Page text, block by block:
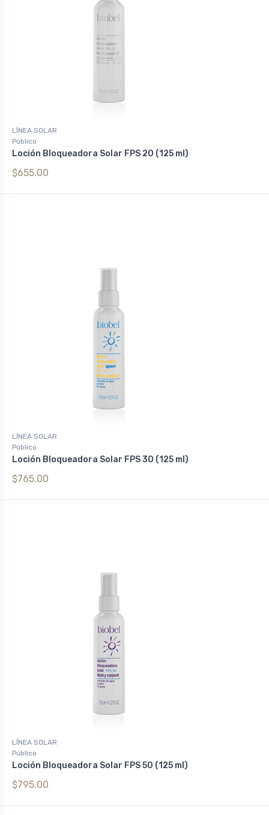
LÍNEA SOLAR
Público
Loción Bloqueadora Solar FPS 20 (125 ml)
$655.00
LÍNEA SOLAR
Público
Loción Bloqueadora Solar FPS 30 (125 ml)
$765.00
LÍNEA SOLAR
Público
Loción Bloqueadora Solar FPS 50 (125 ml)
$795.00